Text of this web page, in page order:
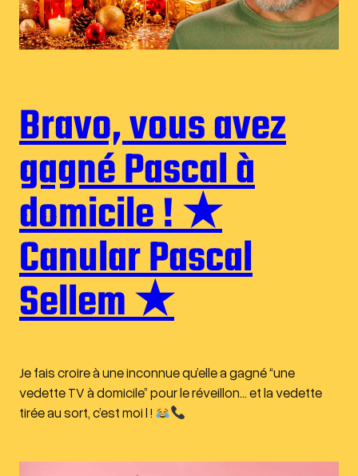
Bravo, vous avez
gagné Pascal à
domicile ! ★
Canular Pascal
Sellem ★
Je fais croire à une inconnue qu’elle a gagné “une
vedette TV à domicile” pour le réveillon… et la vedette
tirée au sort, c’est moi l !